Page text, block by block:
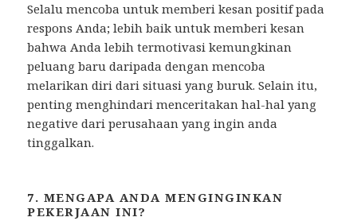
Selalu mencoba untuk memberi kesan positif pada
respons Anda; lebih baik untuk memberi kesan
bahwa Anda lebih termotivasi kemungkinan
peluang baru daripada dengan mencoba
melarikan diri dari situasi yang buruk. Selain itu,
penting menghindari menceritakan hal-hal yang
negative dari perusahaan yang ingin anda
tinggalkan.
7. MENGAPA ANDA MENGINGINKAN
PEKERJAAN INI?